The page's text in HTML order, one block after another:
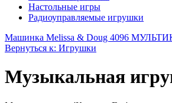
Настольные игры
Радиоуправляемые игрушки
Машинка Melissa & Doug 4096
Вернуться к: Игрушки
Музыкальная